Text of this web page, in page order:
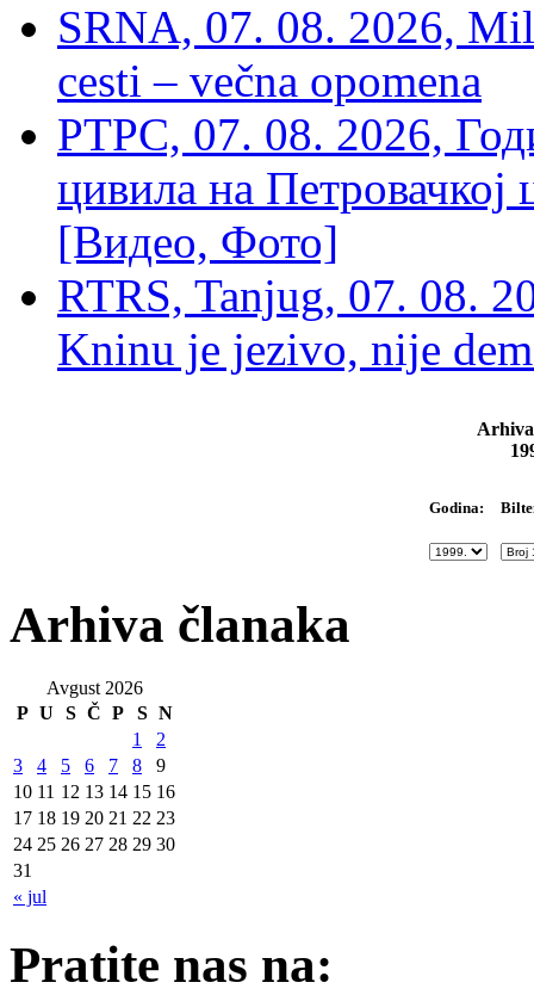
SRNA, 07. 08. 2026,
cesti – večna opomena
РТРС, 07. 08. 2026,
цивила на Петровачкој
[Видео, Фото]
RTRS, Tanjug, 07. 08.
Kninu je jezivo, nije
Godina:
Arhiva članaka
Avgust 2026
P U S Č P S N
« jul
1
2
3
4 5 6 7 8
9
10 11 12 13 14 15 16
17 18 19 20 21 22 23
24 25 26 27 28 29 30
31
Pratite nas na: